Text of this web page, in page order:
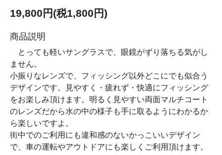
19,800円(税1,800円)
商品説明
とっても軽いサングラスで、眼鏡がずり落ちる気がし
ません。
小振りなレンズで、フィッシング以外どこにでも似合う
デザインです。見やすく・疲れず・快適にフィッシング
をお楽しみ頂けます。明るく見やすい両面マルチコート
のレンズだから水の中の様子も手に取るようにわかるか
ら楽しいですよ。
街中でのご利用にも違和感のないかっこいいデザイン
で、車の運転やアウトドアにも楽しくご利用頂けます。